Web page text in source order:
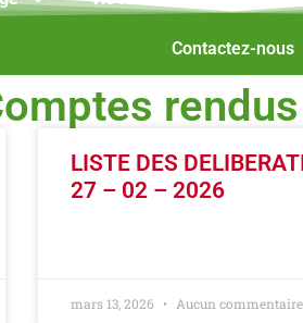
Contactez-nous
LISTE DES
27 – 02 – 2026
mars 13, 2026 Aucun commentaire